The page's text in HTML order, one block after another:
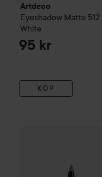
Artdeco
Eyeshadow Matte 512
White
95 kr
KÖP